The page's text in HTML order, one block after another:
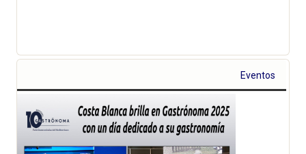
Eventos